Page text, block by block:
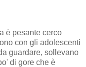
è pesante cerco
con gli adolescenti
guardare, sollevano
di gore che è